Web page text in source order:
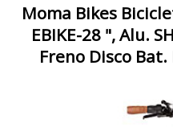
Moma Bikes
EBIKE-28 ", Alu.
Freno Disco